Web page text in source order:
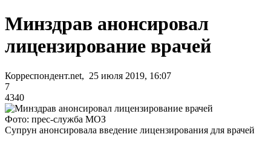
Минздрав анонсировал
лицензирование врачей
Корреспондент.net, 25 июля 2019, 16:07
7
4340
Фото: прес-служба МОЗ
Супрун анонсировала введение лицензирования для врачей